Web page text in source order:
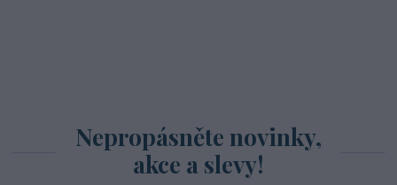
Nepropásněte novinky,
akce a slevy!